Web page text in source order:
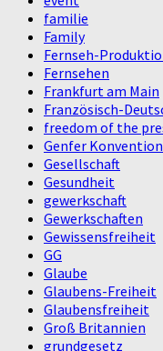
familie
Family
Fernseh-
Fernsehen
Frankfurt am Main
Französisch-
freedom of the
Genfer
Gesellschaft
Gesundheit
gewerkschaft
Gewerkschaften
Gewissensfreiheit
GG
Glaube
Glaubens-Freiheit
Glaubensfreiheit
Groß Britannien
grundgesetz